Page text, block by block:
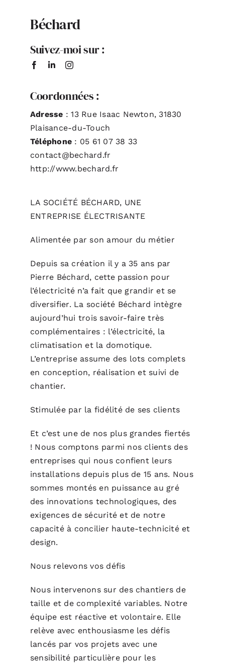
Béchard
Suivez-moi sur :
Coordonnées :
Adresse : 13 Rue Isaac Newton, 31830
Plaisance-du-Touch
Téléphone : 05 61 07 38 33
contact@bechard.fr
http://www.bechard.fr
LA SOCIÉTÉ BÉCHARD, UNE
ENTREPRISE ÉLECTRISANTE
Alimentée par son amour du métier
Depuis sa création il y a 35 ans par
Pierre Béchard, cette passion pour
l’électricité n’a fait que grandir et se
diversifier. La société Béchard intègre
aujourd’hui trois savoir-faire très
complémentaires : l’électricité, la
climatisation et la domotique.
L’entreprise assume des lots complets
en conception, réalisation et suivi de
chantier.
Stimulée par la fidélité de ses clients
Et c’est une de nos plus grandes fiertés
! Nous comptons parmi nos clients des
entreprises qui nous confient leurs
installations depuis plus de 15 ans. Nous
sommes montés en puissance au gré
des innovations technologiques, des
exigences de sécurité et de notre
capacité à concilier haute-technicité et
design.
Nous relevons vos défis
Nous intervenons sur des chantiers de
taille et de complexité variables. Notre
équipe est réactive et volontaire. Elle
relève avec enthousiasme les défis
lancés par vos projets avec une
sensibilité particulière pour les